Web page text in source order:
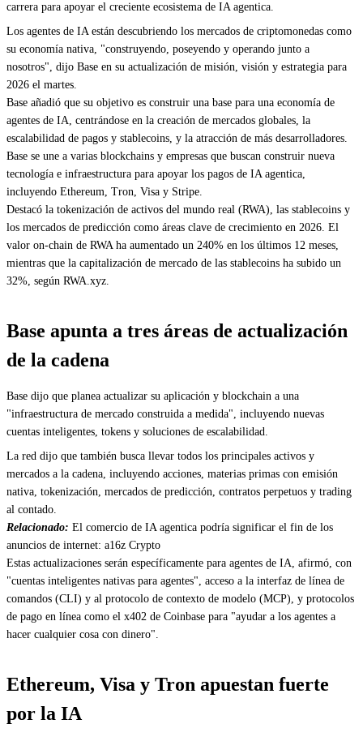
carrera para apoyar el creciente ecosistema de IA agentica.
Los agentes de IA están descubriendo los mercados de criptomonedas como
su economía nativa, "construyendo, poseyendo y operando junto a
nosotros", dijo Base en su actualización de misión, visión y estrategia para
2026 el martes.
Base añadió que su objetivo es construir una base para una economía de
agentes de IA, centrándose en la creación de mercados globales, la
escalabilidad de pagos y stablecoins, y la atracción de más desarrolladores.
Base se une a varias blockchains y empresas que buscan construir nueva
tecnología e infraestructura para apoyar los pagos de IA agentica,
incluyendo Ethereum, Tron, Visa y Stripe.
Destacó la tokenización de activos del mundo real (RWA), las stablecoins y
los mercados de predicción como áreas clave de crecimiento en 2026. El
valor on-chain de RWA ha aumentado un 240% en los últimos 12 meses,
mientras que la capitalización de mercado de las stablecoins ha subido un
32%, según RWA.xyz.
Base apunta a tres áreas de actualización
de la cadena
Base dijo que planea actualizar su aplicación y blockchain a una
"infraestructura de mercado construida a medida", incluyendo nuevas
cuentas inteligentes, tokens y soluciones de escalabilidad.
La red dijo que también busca llevar todos los principales activos y
mercados a la cadena, incluyendo acciones, materias primas con emisión
nativa, tokenización, mercados de predicción, contratos perpetuos y trading
al contado.
Relacionado: El comercio de IA agentica podría significar el fin de los
anuncios de internet: a16z Crypto
Estas actualizaciones serán específicamente para agentes de IA, afirmó, con
"cuentas inteligentes nativas para agentes", acceso a la interfaz de línea de
comandos (CLI) y al protocolo de contexto de modelo (MCP), y protocolos
de pago en línea como el x402 de Coinbase para "ayudar a los agentes a
hacer cualquier cosa con dinero".
Ethereum, Visa y Tron apuestan fuerte
por la IA